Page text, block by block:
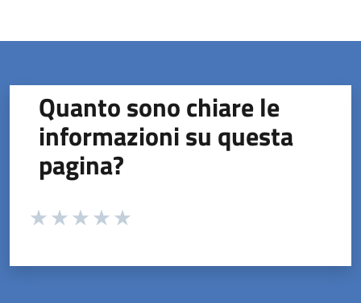
Quanto sono chiare le
informazioni su questa
pagina?
Valuta da 1 a 5 stelle la pagina